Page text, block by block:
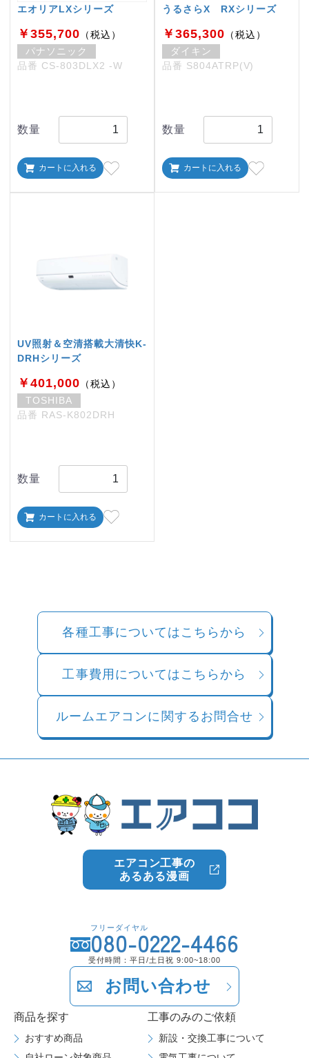
エオリアLXシリーズ
￥355,700 （税込）
パナソニック
品番 CS-803DLX2 -W
数量
カートに入れる
うるさらX RXシリーズ
￥365,300 （税込）
ダイキン
品番 S804ATRP(V)
数量
カートに入れる
UV照射＆空清搭載大清快K-
DRHシリーズ
￥401,000 （税込）
TOSHIBA
品番 RAS-K802DRH
数量
カートに入れる
各種工事についてはこちらから
工事費用についてはこちらから
ルームエアコンに関するお問合せ
エアコン工事の
あるある漫画
フリーダイヤル
080-0222-4466
受付時間：平日/土日祝 9:00~18:00
お問い合わせ
商品を探す
おすすめ商品
工事のみのご依頼
新設・交換工事について